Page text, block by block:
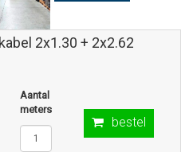
2x1.30 + 2x2.62
Aantal
meters
bestel